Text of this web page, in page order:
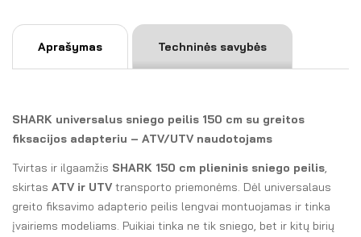
t
v
:
Aprašymas Techninės savybės
SHARK universalus sniego peilis 150 cm su greitos
fiksacijos adapteriu – ATV/UTV naudotojams
Tvirtas ir ilgaamžis SHARK 150 cm plieninis sniego peilis,
skirtas ATV ir UTV transporto priemonėms. Dėl universalaus
greito fiksavimo adapterio peilis lengvai montuojamas ir tinka
įvairiems modeliams. Puikiai tinka ne tik sniego, bet ir kitų birių